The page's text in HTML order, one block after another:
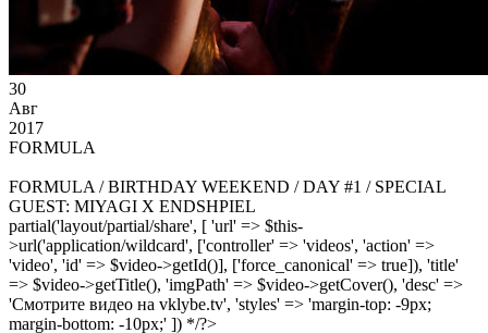
30
Авг
2017
FORMULA
FORMULA / BIRTHDAY WEEKEND / DAY #1 / SPECIAL
GUEST: MIYAGI X ENDSHPIEL
partial('layout/partial/share', [ 'url' => $this-
>url('application/wildcard', ['controller' => 'videos', 'action' =>
'video', 'id' => $video->getId()], ['force_canonical' => true]), 'title'
=> $video->getTitle(), 'imgPath' => $video->getCover(), 'desc' =>
'Смотрите видео на vklybe.tv', 'styles' => 'margin-top: -9px;
margin-bottom: -10px;' ]) */?>